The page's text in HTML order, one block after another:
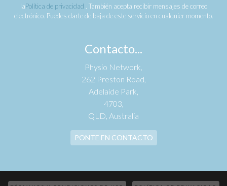
laPolítica de privacidad
. También acepta recibir mensajes de correo
electrónico. Puedes darte de baja de este servicio en cualquier momento.
Contacto...
Physio Network,
262 Preston Road,
Adelaide Park,
4703,
QLD, Australia
PONTE EN CONTACTO